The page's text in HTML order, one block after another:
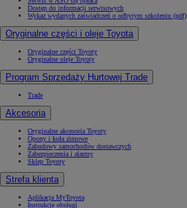
Dostęp do informacji serwisowych
Wykaz wydanych zaświadczeń o odbytym szkoleniu (pdf)
Oryginalne części i oleje Toyota
Oryginalne części Toyoty
Oryginalne oleje Toyoty
Program Sprzedaży Hurtowej Trade
Trade
Akcesoria
Oryginalne akcesoria Toyoty
Opony i koła zimowe
Zabudowy samochodów dostawczych
Zabezpieczenia i alarmy
Sklep Toyoty
Strefa klienta
Aplikacja MyToyota
Instrukcje obsługi